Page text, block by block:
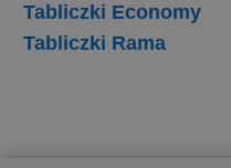
Tabliczki Economy
Tabliczki Rama